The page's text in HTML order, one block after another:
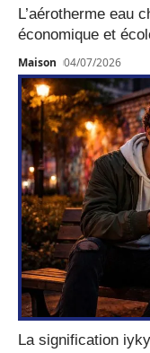
L’aérotherme eau
économique et
Maison 04/07/2026
La signification